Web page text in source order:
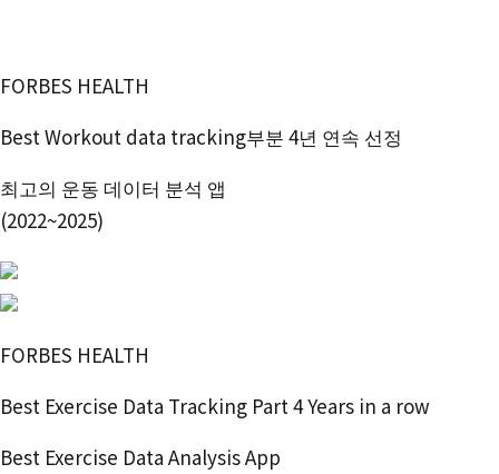
FORBES HEALTH
Best Workout data tracking부분 4년 연속 선정
최고의 운동 데이터 분석 앱
(2022~2025)
FORBES HEALTH
Best Exercise Data Tracking Part 4 Years in a row
Best Exercise Data Analysis App